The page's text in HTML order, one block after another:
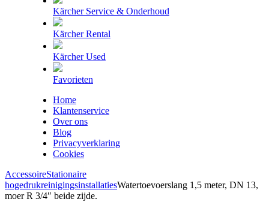
Kärcher Service & Onderhoud
Kärcher Rental
Kärcher Used
Favorieten
Home
Klantenservice
Over ons
Blog
Privacyverklaring
Cookies
AccessoireStationaire
hogedrukreinigingsinstallatiesWatertoevoerslang 1,5 meter, DN 13,
moer R 3/4″ beide zijde.